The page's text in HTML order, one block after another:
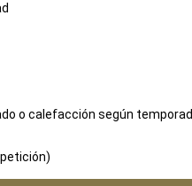
o calefacción según